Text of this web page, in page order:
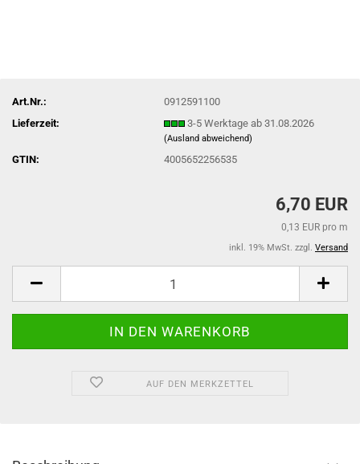
Art.Nr.:
0912591100
Lieferzeit:
3-5 Werktage ab 31.08.2026
(Ausland abweichend)
GTIN: 4005652256535
6,70 EUR
0,13 EUR pro m
inkl. 19% MwSt. zzgl. Versand
AUF DEN MERKZETTEL